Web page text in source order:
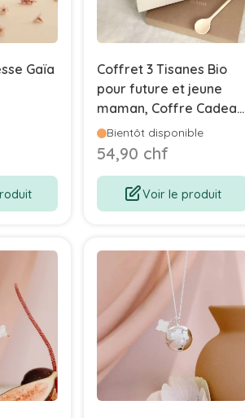
Gaïa
Coffret 3 Tisanes Bio
pour future et jeune
maman, Coffre Cadeau
Ilado
Bientôt disponible
54,90 chf
Voir le produit